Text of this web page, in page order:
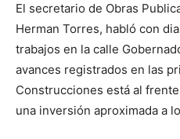
El secretario de Obras
Herman Torres, habló con
trabajos en la calle
avances registrados en las
Construcciones está al
una inversión aproximada a